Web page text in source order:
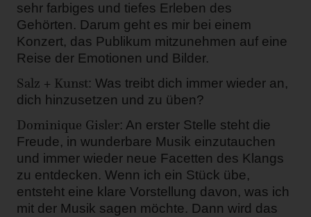
sehr farbiges und tiefes Erleben des
Gehörten. Darum geht es mir bei einem
Konzert, das Publikum mitzunehmen auf eine
Reise der Emotionen und Bilder.
Salz + Kunst: Was treibt dich immer wieder an,
dich hinzusetzen und zu üben?
Dominique Gisler: An erster Stelle steht die
Freude, in wunderbare Musik einzutauchen
und immer wieder neue Facetten des Klangs
zu entdecken. Wenn ich ein Stück übe,
entsteht eine klare Vorstellung davon, was ich
mit der Musik sagen möchte. Dann wird das